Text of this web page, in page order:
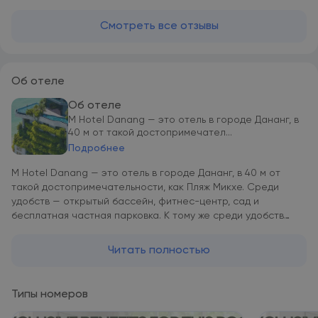
Смотреть все отзывы
Об отеле
Об отеле
M Hotel Danang — это отель в городе Дананг, в
40 м от такой достопримечател...
Подробнее
M Hotel Danang — это отель в городе Дананг, в 40 м от
такой достопримечательности, как Пляж Микхе. Среди
удобств — открытый бассейн, фитнес-центр, сад и
бесплатная частная парковка. К тому же среди удобств
к сотрудникам круглосуточной стойки регистрации,
стол, мини-бар и чайник, а также биде и бесплатные
туалетно-косметические принадлежности. Среди прочих
Читать полностью
Типы номеров